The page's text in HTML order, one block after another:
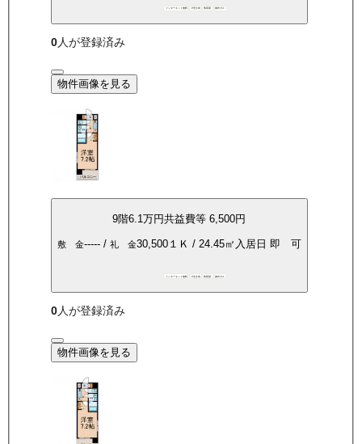
インターネット無料 P空き有 角部屋 都市ガス
0人が登録済み
物件画像を見る
9階6.1万円共益費等 6,500円
敷 金-----/ 礼 金30,500１Ｋ / 24.45㎡ 入居日 即 可
インターネット無料 P空き有 角部屋 都市ガス
0人が登録済み
物件画像を見る